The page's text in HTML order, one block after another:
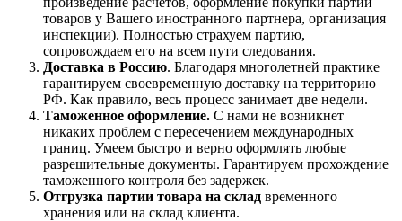
товаров у Вашего иностранного партнера, организация
инспекции). Полностью страхуем партию,
сопровождаем его на всем пути следования.
Доставка в Россию. Благодаря многолетней практике
гарантируем своевременную доставку на территорию
РФ. Как правило, весь процесс занимает две недели.
Таможенное оформление. С нами не возникнет
никаких проблем с пересечением международных
границ. Умеем быстро и верно оформлять любые
разрешительные документы. Гарантируем прохождение
таможенного контроля без задержек.
Отгрузка партии товара на склад временного
хранения или на склад клиента.